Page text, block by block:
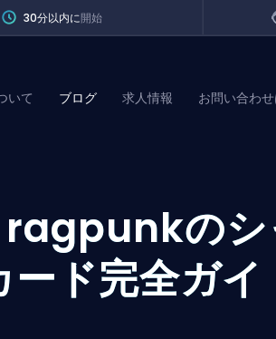
30分以内に開始
いて ブログ 求人情報 お問い合わ
ragpunkのシ
ード完全ガイ